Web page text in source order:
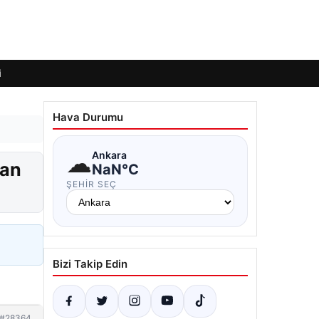
Hava Durumu
☁Ankara
NaN°C
ŞEHIR SEÇ
Bizi Takip Edin